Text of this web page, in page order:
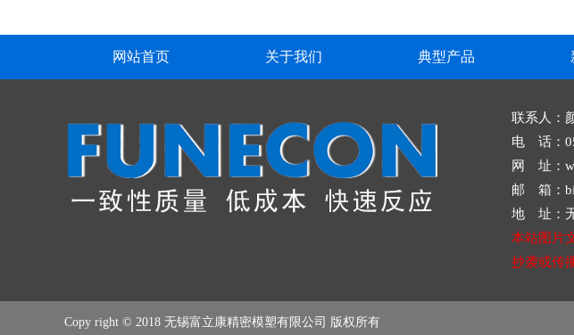
网站首页 关于我们 典型产品
联系人：
电 话：
网 址：
邮 箱：
地 址：
本站图片
抄袭或传
Copy right © 2018 无锡富立康精密模塑有限公司 版权所有